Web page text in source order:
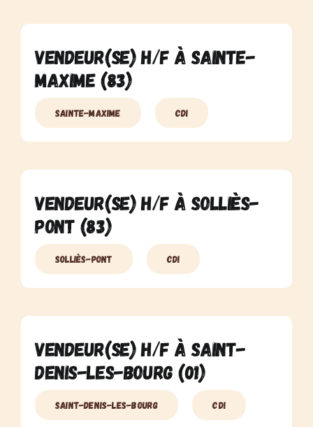
Vendeur(se) H/F à Sainte-
Maxime (83)
Sainte-Maxime CDI
Vendeur(se) H/F à Solliès-
Pont (83)
Solliès-Pont CDI
Vendeur(se) H/F à Saint-
Denis-Les-Bourg (01)
Saint-Denis-Les-Bourg CDI